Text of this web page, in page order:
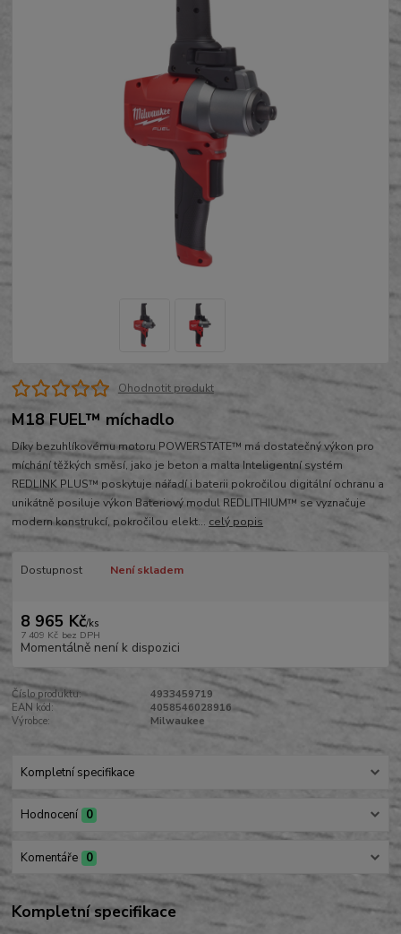
Ohodnotit produkt
M18 FUEL™ míchadlo
Díky bezuhlíkovému motoru POWERSTATE™ má dostatečný výkon pro
míchání těžkých směsí, jako je beton a malta Inteligentní systém
REDLINK PLUS™ poskytuje nářadí i baterii pokročilou digitální ochranu a
unikátně posiluje výkon Bateriový modul REDLITHIUM™ se vyznačuje
modern konstrukcí, pokročilou elekt... celý popis
Dostupnost Není skladem
8 965 Kč/ks
7 409 Kč bez DPH
Momentálně není k dispozici
Číslo produktu:
4933459719
EAN kód:
4058546028916
Výrobce:
Milwaukee
Kompletní specifikace
Hodnocení 0
Komentáře 0
Kompletní specifikace